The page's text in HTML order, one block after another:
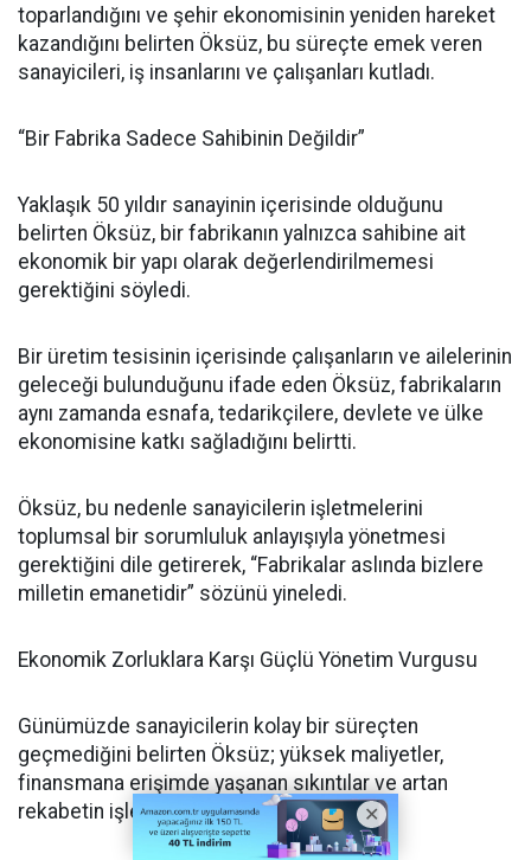
toparlandığını ve şehir ekonomisinin yeniden hareket
kazandığını belirten Öksüz, bu süreçte emek veren
sanayicileri, iş insanlarını ve çalışanları kutladı.
“Bir Fabrika Sadece Sahibinin Değildir”
Yaklaşık 50 yıldır sanayinin içerisinde olduğunu
belirten Öksüz, bir fabrikanın yalnızca sahibine ait
ekonomik bir yapı olarak değerlendirilmemesi
gerektiğini söyledi.
Bir üretim tesisinin içerisinde çalışanların ve ailelerinin
geleceği bulunduğunu ifade eden Öksüz, fabrikaların
aynı zamanda esnafa, tedarikçilere, devlete ve ülke
ekonomisine katkı sağladığını belirtti.
Öksüz, bu nedenle sanayicilerin işletmelerini
toplumsal bir sorumluluk anlayışıyla yönetmesi
gerektiğini dile getirerek, “Fabrikalar aslında bizlere
milletin emanetidir” sözünü yineledi.
Ekonomik Zorluklara Karşı Güçlü Yönetim Vurgusu
Günümüzde sanayicilerin kolay bir süreçten
geçmediğini belirten Öksüz; yüksek maliyetler,
finansmana erişimde yaşanan sıkıntılar ve artan
rekabetin işletmeleri zorladığını söyledi.